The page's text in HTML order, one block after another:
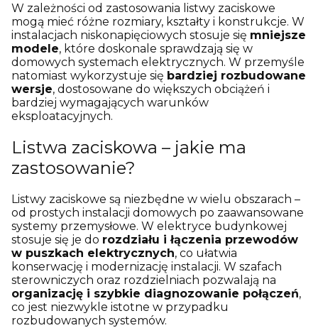
W zależności od zastosowania listwy zaciskowe
mogą mieć różne rozmiary, kształty i konstrukcje. W
instalacjach niskonapięciowych stosuje się mniejsze
modele, które doskonale sprawdzają się w
domowych systemach elektrycznych. W przemyśle
natomiast wykorzystuje się bardziej rozbudowane
wersje, dostosowane do większych obciążeń i
bardziej wymagających warunków
eksploatacyjnych.
Listwa zaciskowa – jakie ma
zastosowanie?
Listwy zaciskowe są niezbędne w wielu obszarach –
od prostych instalacji domowych po zaawansowane
systemy przemysłowe. W elektryce budynkowej
stosuje się je do rozdziału i łączenia przewodów
w puszkach elektrycznych, co ułatwia
konserwację i modernizację instalacji. W szafach
sterowniczych oraz rozdzielniach pozwalają na
organizację i szybkie diagnozowanie połączeń,
co jest niezwykle istotne w przypadku
rozbudowanych systemów.